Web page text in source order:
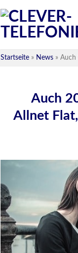
Startseite » News » Auch
Auch
Allnet